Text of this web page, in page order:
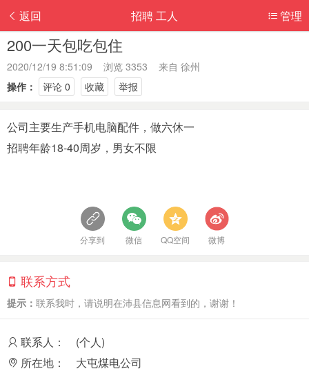
返回 管理
招聘 工人
200一天包吃包住
2020/12/19 8:51:09 浏览 3353 来自 徐州
操作：
评论 0 收藏 举报
公司主要生产手机电脑配件，做六休一
招聘年龄18-40周岁，男女不限
分享到 微信 QQ空间 微博
联系方式
提示： 联系我时，请说明在沛县信息网看到的，谢谢！
联系人：
(个人)
所在地：
大屯煤电公司